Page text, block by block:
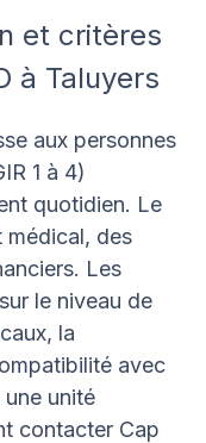
et critères
à Taluyers
aux personnes
1 à 4)
quotidien. Le
médical, des
Les
le niveau de
la
avec
unité
contacter Cap